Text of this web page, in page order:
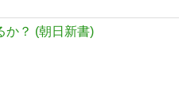
か？ (朝日新書)